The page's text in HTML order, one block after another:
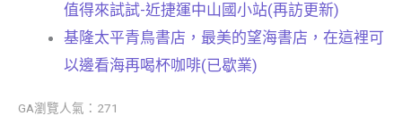
值得來試試-近捷運中山國小站(再訪更新)
基隆太平青鳥書店，最美的望海書店，在這裡可
以邊看海再喝杯咖啡(已歇業)
GA瀏覽人氣：271